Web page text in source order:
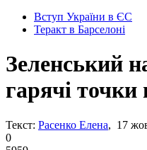
Вступ України в ЄС
Теракт в Барселоні
Зеленський
гарячі точки
Текст: Расенко Елена, 17
0